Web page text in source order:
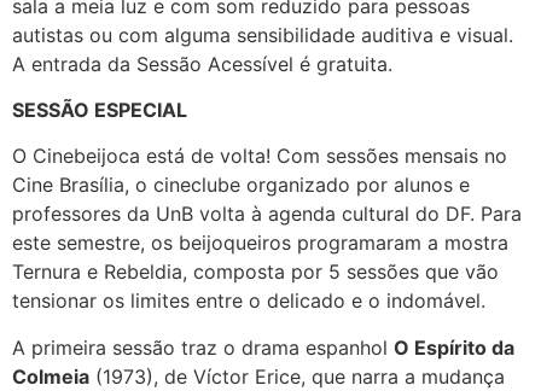
sala a meia luz e com som reduzido para pessoas
autistas ou com alguma sensibilidade auditiva e visual.
A entrada da Sessão Acessível é gratuita.
SESSÃO ESPECIAL
O Cinebeijoca está de volta! Com sessões mensais no
Cine Brasília, o cineclube organizado por alunos e
professores da UnB volta à agenda cultural do DF. Para
este semestre, os beijoqueiros programaram a mostra
Ternura e Rebeldia, composta por 5 sessões que vão
tensionar os limites entre o delicado e o indomável.
A primeira sessão traz o drama espanhol O Espírito da
Colmeia (1973), de Víctor Erice, que narra a mudança